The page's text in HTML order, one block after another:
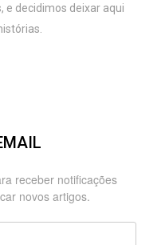
e decidimos deixar aqui
receber notificações
novos artigos.